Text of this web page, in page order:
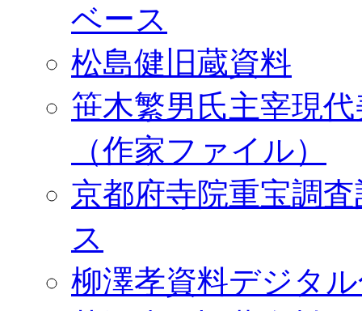
ベース
松島健旧蔵資料
笹木繁男氏主宰現
（作家ファイル）
京都府寺院重宝調
ス
柳澤孝資料デジタ